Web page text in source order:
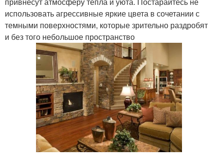
использовать агрессивные яркие цвета в сочетании с
темными поверхностями, которые зрительно раздробят
и без того небольшое пространство